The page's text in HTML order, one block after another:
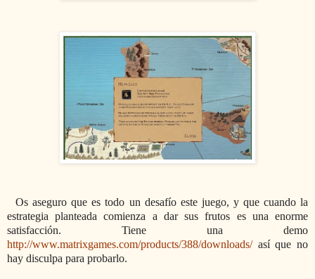
Os aseguro que es todo un desafío este juego, y que cuando la
estrategia planteada comienza a dar sus frutos es una enorme
satisfacción. Tiene una demo
http://www.matrixgames.com/products/388/downloads/así que no
hay disculpa para probarlo.